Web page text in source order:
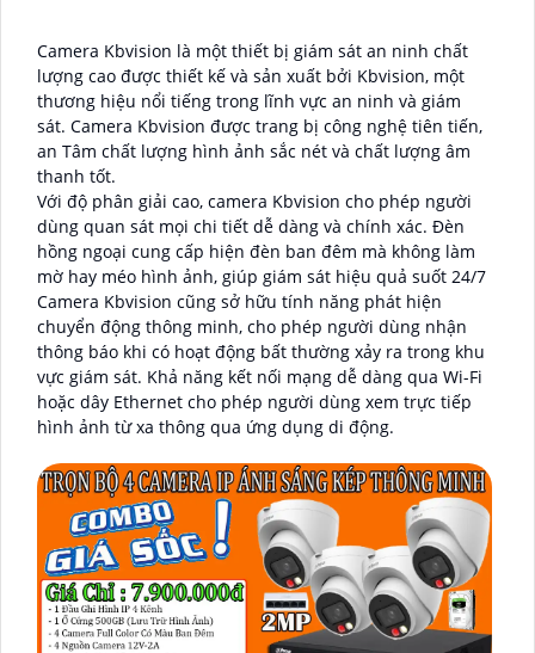
Camera Kbvision là một thiết bị giám sát an ninh chất
lượng cao được thiết kế và sản xuất bởi Kbvision, một
thương hiệu nổi tiếng trong lĩnh vực an ninh và giám
sát. Camera Kbvision được trang bị công nghệ tiên tiến,
an Tâm chất lượng hình ảnh sắc nét và chất lượng âm
thanh tốt.
Với độ phân giải cao, camera Kbvision cho phép người
dùng quan sát mọi chi tiết dễ dàng và chính xác. Đèn
hồng ngoại cung cấp hiện đèn ban đêm mà không làm
mờ hay méo hình ảnh, giúp giám sát hiệu quả suốt 24/7
Camera Kbvision cũng sở hữu tính năng phát hiện
chuyển động thông minh, cho phép người dùng nhận
thông báo khi có hoạt động bất thường xảy ra trong khu
vực giám sát. Khả năng kết nối mạng dễ dàng qua Wi-Fi
hoặc dây Ethernet cho phép người dùng xem trực tiếp
hình ảnh từ xa thông qua ứng dụng di động.